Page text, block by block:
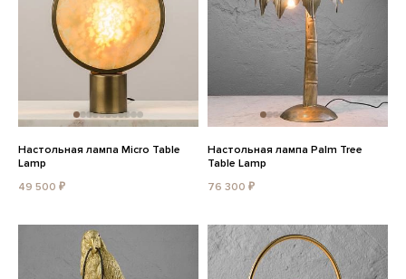
Настольная лампа Micro Table
Lamp
49 500 ₽
Настольная лампа Palm Tree
Table Lamp
76 300 ₽